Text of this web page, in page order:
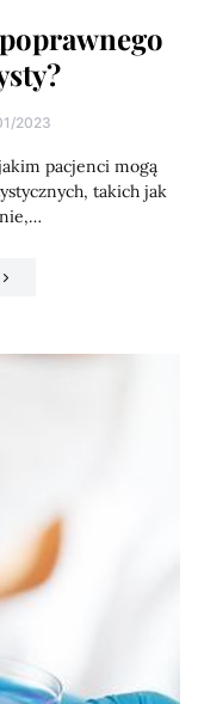
2023
pacjenci mogą
takich jak